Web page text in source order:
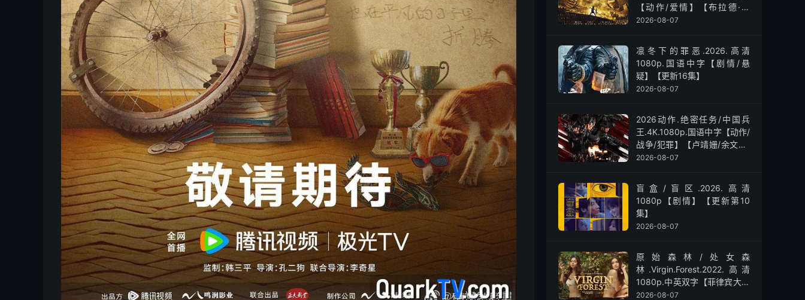
【动作/爱情】【布拉德·皮
特】
2026-08-07
凛冬下的罪恶.2026.高清
1080p.国语中字【剧情/悬
疑】【更新16集】
2026-08-07
2026动作.绝密任务/中国兵
王.4K.1080p.国语中字【动作/
战争/犯罪】【卢靖姗/余文乐/
屈菁菁】
2026-08-07
盲盒/盲区.2026.高清
1080p【剧情】【更新第10
集】
2026-08-07
原始森林/处女森
林.Virgin.Forest.2022.高清
1080p.中英双字【菲律宾大尺
度】
2026-08-07